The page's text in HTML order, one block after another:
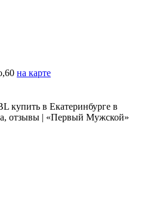
на карте
купить в Екатеринбурге в
отзывы | «Первый Мужской»